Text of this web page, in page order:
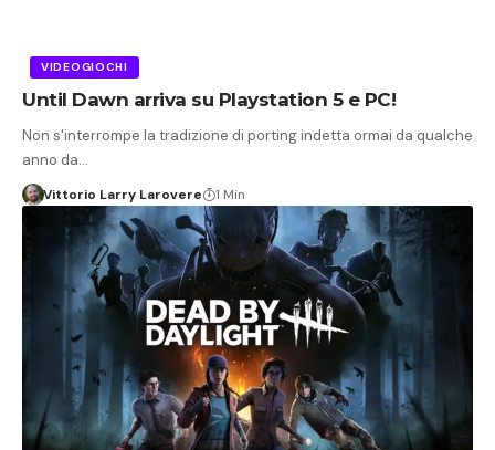
VIDEOGIOCHI
Until Dawn arriva su Playstation 5 e PC!
Non s'interrompe la tradizione di porting indetta ormai da qualche
anno da…
Vittorio Larry Larovere 1 Min